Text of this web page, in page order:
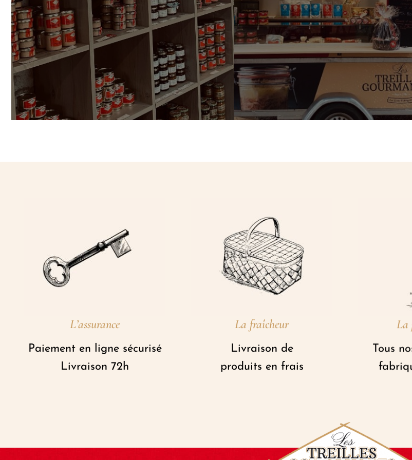
L’assurance
Paiement en ligne sécurisé
Livraison 72h
La fraîcheur
Livraison de
produits en frais
La
Tous